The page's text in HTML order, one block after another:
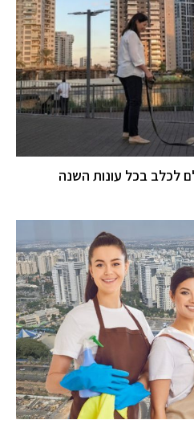
לכלב בכל עונות השנה